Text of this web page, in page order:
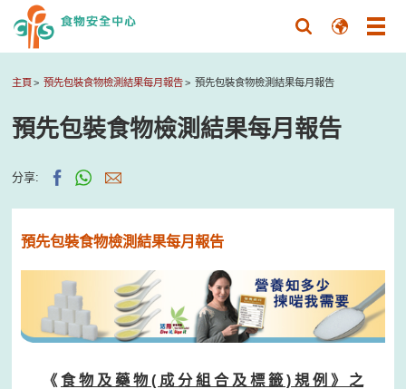
主頁 預先包裝食物檢測結果每月報告 預先包裝食物檢測結果每月報告
預先包裝食物檢測結果每月報告
分享:
預先包裝食物檢測結果每月報告
《 食 物 及 藥 物 ( 成 分 組 合 及 標 籤 ) 規 例 》 之